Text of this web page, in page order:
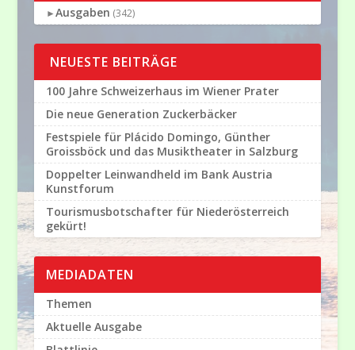
►Ausgaben (342)
NEUESTE BEITRÄGE
100 Jahre Schweizerhaus im Wiener Prater
Die neue Generation Zuckerbäcker
Festspiele für Plácido Domingo, Günther
Groissböck und das Musiktheater in Salzburg
Doppelter Leinwandheld im Bank Austria
Kunstforum
Tourismusbotschafter für Niederösterreich
gekürt!
MEDIADATEN
Themen
Aktuelle Ausgabe